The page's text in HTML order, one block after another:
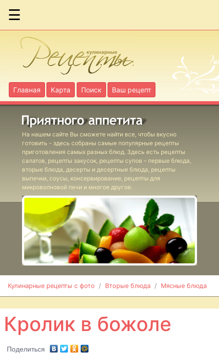
☰
Главная Карта Поиск Ваш рецепт
На нашем сайте Вы сможете найти все, чтобы вкусно
готовить - здесь собраны самые популярные рецепты
приготовления самых разных блюд. Здесь есть рецепты
салатов, рецепты закусок, рецепты супов – первые блюда,
вторые блюда, десерты и десертные блюда, рецепты
выпечки, соусы, консервирование, рецепты для
микроволновой печи и многое другое.
Кулинарные рецепты с фото Вторые блюда Мясные блюда
Бараньи
фрикадельки
по-гречески
Бараньи
голяшки в вине
Бириани с
ягнятиной
Бургеры с
фасолевым
соусом
Фаршированные
баклажаны
Фаршированные
баклажаны с
пряностями
Фаршированный
перец
Фрикадельки
острые
Фрикадельки
Кролик в божоле
Поделиться